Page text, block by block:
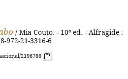
/ Mia Couto. - 10ª ed. - Alfragide :
972-21-3316-6
2196766